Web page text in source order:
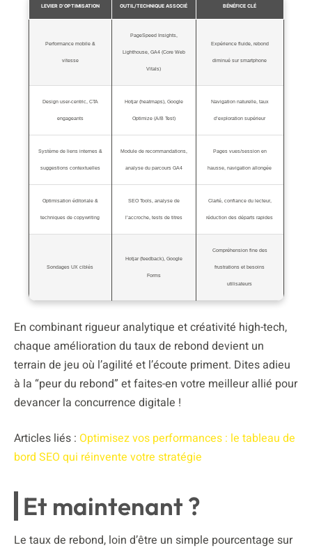
LEVIER D’OPTIMISATION OUTIL/TECHNIQUE ASSOCIÉ BÉNÉFICE CLÉ
Performance mobile &
vitesse
PageSpeed Insights,
Lighthouse, GA4 (Core Web
Vitals)
Expérience fluide, rebond
diminué sur smartphone
Design user-centric, CTA
engageants
Hotjar (heatmaps), Google
Optimize (A/B Test)
Navigation naturelle, taux
d’exploration supérieur
Système de liens internes &
suggestions contextuelles
Module de recommandations,
analyse du parcours GA4
Pages vues/session en
hausse, navigation allongée
Optimisation éditoriale &
techniques de copywriting
SEO Tools, analyse de
l’accroche, tests de titres
Clarté, confiance du lecteur,
réduction des départs rapides
Sondages UX ciblés
Hotjar (feedback), Google
Forms
Compréhension fine des
frustrations et besoins
utilisateurs
En combinant rigueur analytique et créativité high-tech,
chaque amélioration du taux de rebond devient un
terrain de jeu où l’agilité et l’écoute priment. Dites adieu
à la “peur du rebond” et faites-en votre meilleur allié pour
devancer la concurrence digitale !
Articles liés : Optimisez vos performances : le tableau de
bord SEO qui réinvente votre stratégie
Et maintenant ?
Le taux de rebond, loin d’être un simple pourcentage sur